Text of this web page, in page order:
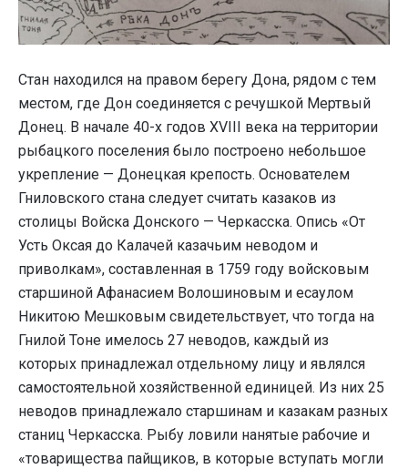
Стан находился на правом берегу Дона, рядом с тем
местом, где Дон соединяется с речушкой Мертвый
Донец. В начале 40-х годов XVIII века на территории
рыбацкого поселения было построено небольшое
укрепление — Донецкая крепость. Основателем
Гниловского стана следует считать казаков из
столицы Войска Донского — Черкасска. Опись «От
Усть Оксая до Калачей казачьим неводом и
приволкам», составленная в 1759 году войсковым
старшиной Афанасием Волошиновым и есаулом
Никитою Мешковым свидетельствует, что тогда на
Гнилой Тоне имелось 27 неводов, каждый из
которых принадлежал отдельному лицу и являлся
самостоятельной хозяйственной единицей. Из них 25
неводов принадлежало старшинам и казакам разных
станиц Черкасска. Рыбу ловили нанятые рабочие и
«товарищества пайщиков, в которые вступать могли